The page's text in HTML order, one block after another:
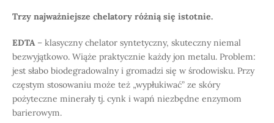
Trzy najważniejsze chelatory różnią się istotnie.
EDTA– klasyczny chelator syntetyczny, skuteczny niemal
bezwyjątkowo. Wiąże praktycznie każdy jon metalu. Problem:
jest słabo biodegradowalny i gromadzi się w środowisku. Przy
częstym stosowaniu może też „wypłukiwać” ze skóry
pożyteczne minerały tj. cynk i wapń niezbędne enzymom
barierowym.